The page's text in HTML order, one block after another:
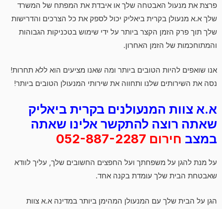
פרצת את מנעול האבטחה שלך או איבדת את המפתח של המשרד
שלך א.א מנעולן בקרית ביאליק יכול לספק את כל הצרכים והדרישות
שלך תוך פרק הזמן הקצר ביותר על ידי שימוש בטכניקות הגבוהות
והמתוחכמות של הזמן האחרון.
אנו שואפים להיות הטובים ביותר ומה שאנו מציעים הוא ללא תחרות!
נסה את השירותים שלנו ותחווה את שירותי המנעולן הטובים ביותר!
א.א צוות המנעולנים בקרית ביאליק
שאתה רוצה להתקשר אלינו שאתה
במצב חירום 052-887-2287
על מנת להגן על משפחתך ועל החפצים החשובים שלך, עליך לוודא
שאבטחת הבית שלך עומדת בקנה אחד.
הגן על הבית שלך עם המנעולן המהימן ביותר במדינה א.א צוות